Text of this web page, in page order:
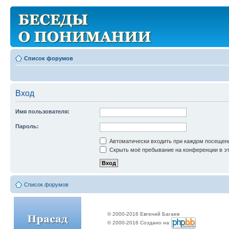
Список форумов
Вход
Имя пользователя:
Пароль:
Автоматически входить при каждом
Скрыть моё пребывание на конференции в
Список форумов
© 2000-2016 Евгений Багаев
© 2000-2016 Создано на